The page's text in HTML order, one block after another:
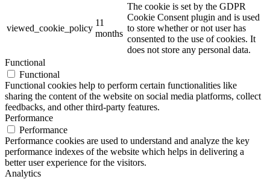
viewed_cookie_policy
11
months
The cookie is set by the GDPR
Cookie Consent plugin and is used
to store whether or not user has
consented to the use of cookies. It
does not store any personal data.
Functional
Functional
Functional cookies help to perform certain functionalities like
sharing the content of the website on social media platforms, collect
feedbacks, and other third-party features.
Performance
Performance
Performance cookies are used to understand and analyze the key
performance indexes of the website which helps in delivering a
better user experience for the visitors.
Analytics